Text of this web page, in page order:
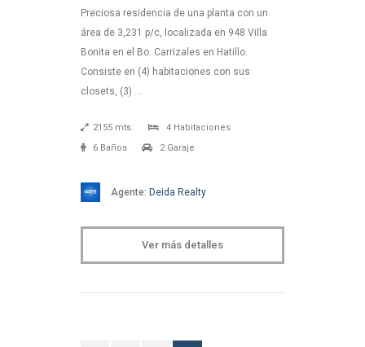
Preciosa residencia de una planta con un
área de 3,231 p/c, localizada en 948 Villa
Bonita en el Bo. Carrizales en Hatillo.
Consiste en (4) habitaciones con sus
closets, (3) …
2155 mts.
4 Habitaciones
6 Baños
2 Garaje
Agente: Deida Realty
Ver más detalles